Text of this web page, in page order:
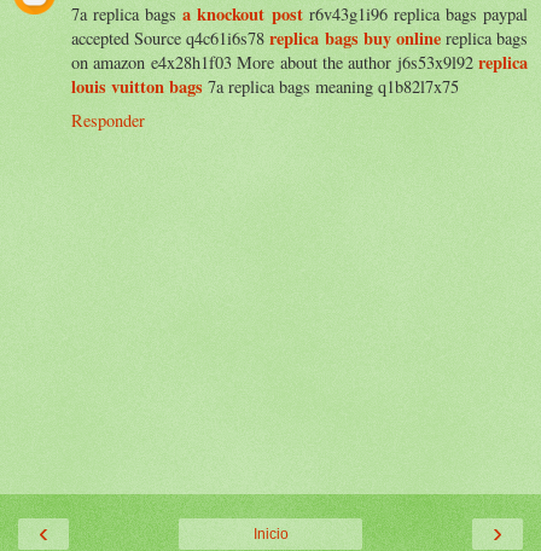
7a replica bagsa knockout postr6v43g1i96 replica bags paypal
accepted Source q4c61i6s78replica bags buy onlinereplica bags
on amazon e4x28h1f03 More about the author j6s53x9l92 replica
louis vuitton bags 7a replica bags meaning q1b82l7x75
Responder
‹ ›
Inicio